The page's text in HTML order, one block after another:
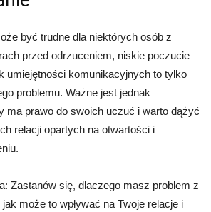
być trudne dla niektórych osób z
przed odrzuceniem, niskie poczucie
umiejętności komunikacyjnych to tylko
problemu. Ważne jest jednak
ma prawo do swoich uczuć i warto dążyć
relacji opartych na otwartości i
Zastanów się, dlaczego masz problem z
może to wpływać na Twoje relacje i